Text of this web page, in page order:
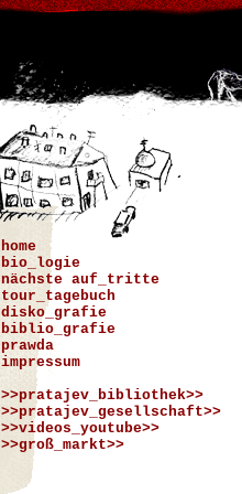
home
bio_logie
nächste auf_tritte
tour_tagebuch
disko_grafie
biblio_grafie
prawda
impressum
>>pratajev_bibliothek>>
>>pratajev_gesellschaft>>
>>videos_youtube>>
>>groß_markt>>